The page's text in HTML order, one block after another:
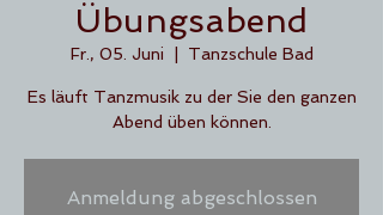
Übungsabend
Fr., 05. Juni Tanzschule Bad
Es läuft Tanzmusik zu der Sie den ganzen
Abend üben können.
Anmeldung abgeschlossen